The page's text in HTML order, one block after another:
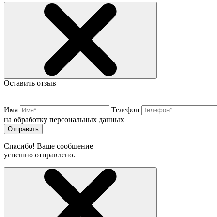
Оставить отзыв
Имя Телефон
на обработку персональных данных
Отправить
Спасибо! Ваше сообщение
успешно отправлено.